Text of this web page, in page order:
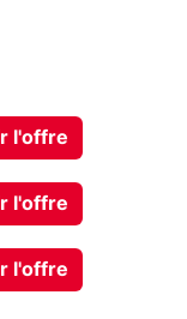
l'offre
l'offre
l'offre